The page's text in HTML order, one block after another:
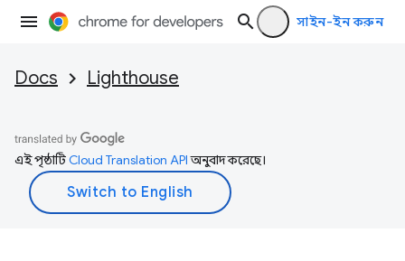
সাইন-ইন করুন
Docs Lighthouse
এই পৃষ্ঠাটিCloud Translation APIঅনুবাদ করেছে।